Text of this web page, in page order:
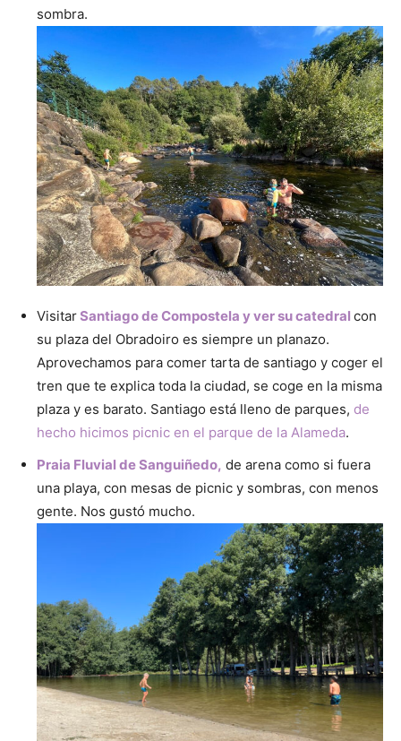
sombra.
VisitarSantiago de Compostela y ver su catedral con
su plaza del Obradoiro es siempre un planazo.
Aprovechamos para comer tarta de santiago y coger el
tren que te explica toda la ciudad, se coge en la misma
plaza y es barato. Santiago está lleno de parques, de
hecho hicimos picnic en el parque de la Alameda.
Praia Fluvial de Sanguiñedo, de arena como si fuera
una playa, con mesas de picnic y sombras, con menos
gente. Nos gustó mucho.